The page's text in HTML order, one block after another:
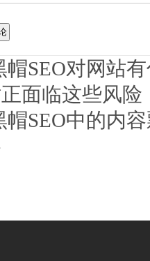
帽SEO对网站
面临这些风险
帽SEO中的内